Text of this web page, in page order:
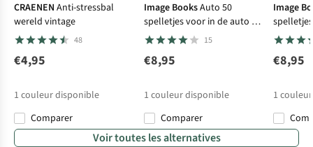
CRAENEN Anti-stressbal
wereld vintage
48
€4,95
1 couleur disponible
Comparer
Image BooksAuto 50
spelletjes voor in de auto in
blik
15
€8,95
1 couleur disponible
Comparer
Image
€8,95
1
Voir toutes les alternatives